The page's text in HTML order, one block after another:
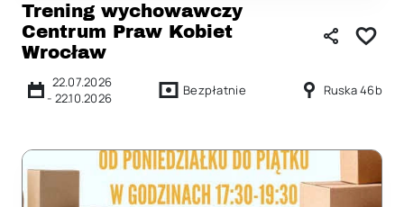
Trening wychowawczy
Centrum Praw Kobiet
Wrocław
22.07.2026
- 22.10.2026 Bezpłatnie Ruska 46b